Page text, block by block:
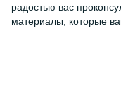
радостью вас
материалы, которые